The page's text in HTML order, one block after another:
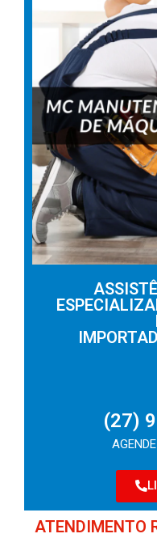
(27)
ATENDIMENTO